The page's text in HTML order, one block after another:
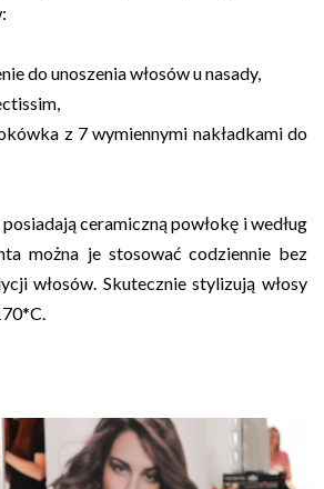
do unoszenia włosów u nasady,
z 7 wymiennymi nakładkami do
ceramiczną powłokę i według
można je stosować codziennie bez
włosów. Skutecznie stylizują włosy